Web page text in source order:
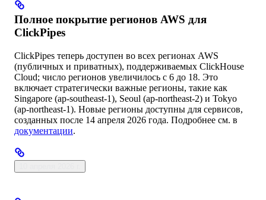
Полное покрытие регионов AWS для
ClickPipes
ClickPipes теперь доступен во всех регионах AWS
(публичных и приватных), поддерживаемых ClickHouse
Cloud; число регионов увеличилось с 6 до 18. Это
включает стратегически важные регионы, такие как
Singapore (ap-southeast-1), Seoul (ap-northeast-2) и Tokyo
(ap-northeast-1). Новые регионы доступны для сервисов,
созданных после 14 апреля 2026 года. Подробнее см. в
документации.